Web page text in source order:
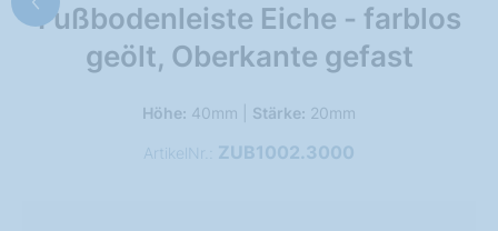
Fußbodenleiste Eiche - farblos
geölt, Oberkante gefast
Höhe: 40mm | Stärke: 20mm
ArtikelNr.: ZUB1002.3000